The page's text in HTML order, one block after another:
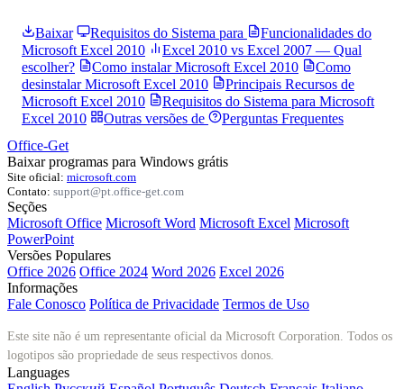
Baixar Requisitos do Sistema para
Funcionalidades do
Microsoft Excel 2010
Excel 2010 vs Excel 2007 — Qual
escolher?
Como instalar Microsoft Excel 2010
Como
desinstalar Microsoft Excel 2010
Principais Recursos de
Microsoft Excel 2010
Requisitos do Sistema para Microsoft
Excel 2010
Outras versões de
Perguntas Frequentes
Office-Get
Baixar programas para Windows grátis
Site oficial: microsoft.com
Contato: support@pt.office-get.com
Seções
Microsoft Office Microsoft Word Microsoft Excel Microsoft
PowerPoint
Versões Populares
Office 2026 Office 2024 Word 2026 Excel 2026
Informações
Fale Conosco Política de Privacidade Termos de Uso
Este site não é um representante oficial da Microsoft Corporation. Todos os
logotipos são propriedade de seus respectivos donos.
Languages